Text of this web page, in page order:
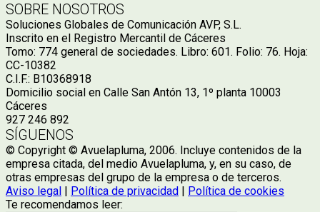
SOBRE NOSOTROS
Soluciones Globales de Comunicación AVP, S.L.
Inscrito en el Registro Mercantil de Cáceres
Tomo: 774 general de sociedades. Libro: 601. Folio: 76. Hoja:
CC-10382
C.I.F.: B10368918
Domicilio social en Calle San Antón 13, 1º planta 10003
Cáceres
927 246 892
SÍGUENOS
© Copyright © Avuelapluma, 2006. Incluye contenidos de la
empresa citada, del medio Avuelapluma, y, en su caso, de
otras empresas del grupo de la empresa o de terceros.
Aviso legal | Política de privacidad | Política de cookies
Te recomendamos leer: